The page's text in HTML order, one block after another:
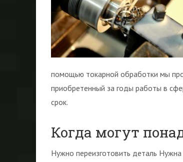
помощью токарной обработки мы
приобретенный за годы работы в
срок.
Когда могут
Нужно переизготовить деталь